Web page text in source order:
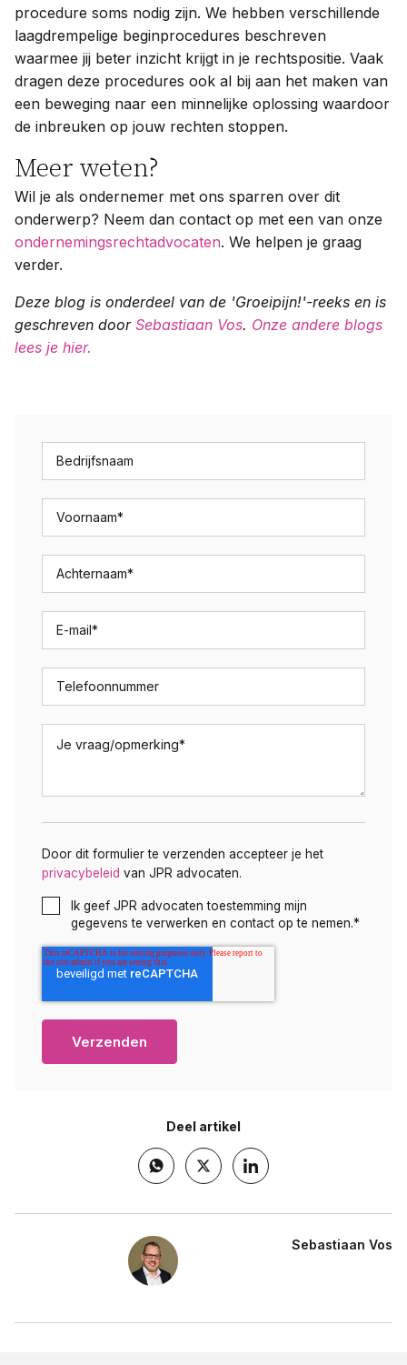
procedure soms nodig zijn. We hebben verschillende
laagdrempelige beginprocedures beschreven
waarmee jij beter inzicht krijgt in je rechtspositie. Vaak
dragen deze procedures ook al bij aan het maken van
een beweging naar een minnelijke oplossing waardoor
de inbreuken op jouw rechten stoppen.
Meer weten?
Wil je als ondernemer met ons sparren over dit
onderwerp? Neem dan contact op met een van onze
ondernemingsrechtadvocaten. We helpen je graag
verder.
Deze blog is onderdeel van de 'Groeipijn!'-reeks en is
geschreven door Sebastiaan Vos. Onze andere blogs
lees je hier.
Bedrijfsnaam
Voornaam*
Achternaam*
E-mail*
Telefoonnummer
Je vraag/opmerking*
Door dit formulier te verzenden accepteer je het
privacybeleid van JPR advocaten.
Ik geef JPR advocaten toestemming mijn
gegevens te verwerken en contact op te nemen.*
Deel artikel
Sebastiaan Vos